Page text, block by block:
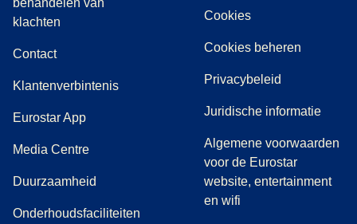
klachten
Contact
Klantenverbintenis
Eurostar App
Media Centre( opent in een nieuwe tab)
Duurzaamheid
Onderhoudsfaciliteiten
Cookies
Cookies beheren
Privacybeleid
Juridische informatie
Algemene voorwaarden
voor de Eurostar
website, entertainment
en wifi